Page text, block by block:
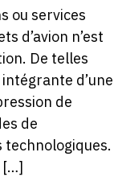
ou services
d’avion n’est
De telles
d’une
de
de
technologiques.
[…]